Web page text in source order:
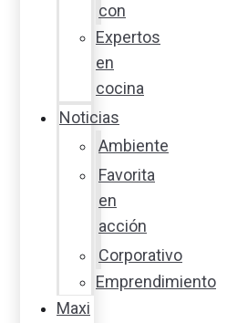
con
Expertos
en
cocina
Noticias
Ambiente
Favorita
en
acción
Corporativo
Emprendimiento
Maxi